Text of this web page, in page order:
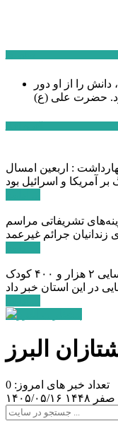
دانش را از او دور
حضرت علی (ع)
: اربعین امسال
تشریفاتی مراسم
جرائم غیرعمد
مدیر کل بهزیستی استان البرز از شناسایی ۲ هزار و ۴۰۰ کودک
البرز
تعداد خبر های امروز: 0
۱۴۰۵/۰۵/۱۶